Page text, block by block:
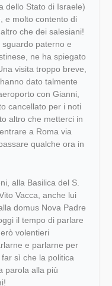
dello Stato di Israele)
e molto contento di
che dei salesiani!
paterno e
ne ha spiegato
visita troppo breve,
dato talmente
con Gianni,
cancellato per i noti
altro che metterci in
a Roma via
qualche ora in
alla Basilica del S.
Vacca, anche lui
domus Nova Padre
il tempo di parlare
volentieri
e parlarne per
sì che la politica
parola alla più